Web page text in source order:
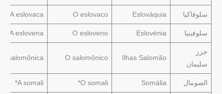
سلوفاكيا Eslováquia
O eslovaco
A eslovaca
سلوفينيا Eslovénia
O esloveno
A eslovena
جزر
سليمان
Ilhas Salomão
O salomônico
A salomônica
الصومال Somália
O somali*
A somali*